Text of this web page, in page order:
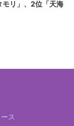
リ」、2位「天海
ス